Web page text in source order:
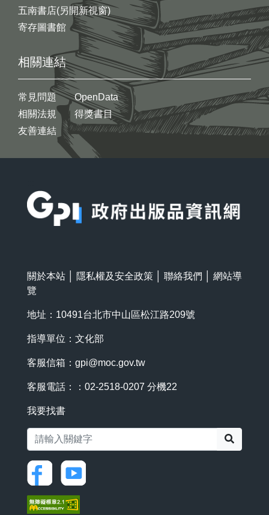
五南書店(另開新視窗)
寄存圖書館
相關連結
常見問題
相關法規
友善連結
OpenData
得獎書目
關於本站 隱私權及安全政策 聯絡我們
網站導
覽
地址：10491台北市中山區松江路209號
指導單位：文化部
客服信箱： gpi@moc.gov.tw
客服電話：：02-2518-0207 分機22
我要找書